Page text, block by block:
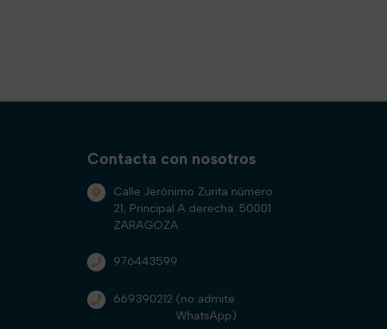
Contacta con nosotros
Calle Jerónimo Zurita número
21, Principal A derecha. 50001
ZARAGOZA
976443599
669390212 (no admite
WhatsApp)